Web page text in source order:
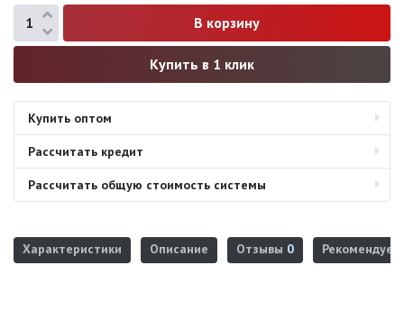
Купить в 1 клик
Купить оптом
Рассчитать кредит
Рассчитать общую стоимость системы
Характеристики Описание Отзывы 0 Рекомендуем